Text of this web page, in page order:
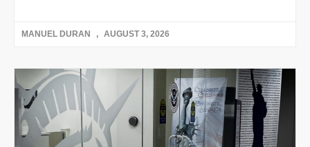
MANUEL DURAN AUGUST 3, 2026